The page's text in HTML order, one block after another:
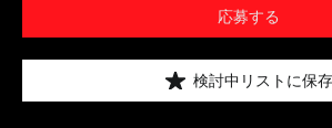
応募する
検討中リストに保存